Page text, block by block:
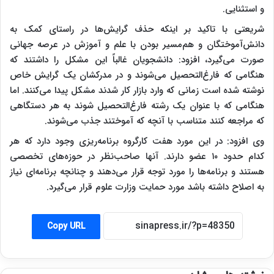
و استثنایی.
شریعتی با تاکید بر اینکه حذف گرایش‌ها در راستای کمک به
دانش‌آموختگان و هم‌مسیر بودن با علم و آموزش در عرصه جهانی
صورت می‌گیرد، افزود: دانشجویان غالباً این مشکل را داشتند که
هنگامی که فارغ‌التحصیل می‌شوند و در مدرکشان یک گرایش خاص
نوشته شده است زمانی که وارد بازار کار شدند مشکل پیدا می‌کنند. اما
هنگامی که با عنوان یک رشته فارغ‌التحصیل شوند به هر دستگاهی
که مراجعه کنند متناسب با آنچه که آموختند جذب می‌شوند.
وی افزود: در این مورد هفت کارگروه برنامه‌ریزی وجود دارد که هر
کدام حدود ۱۰ عضو دارند. آنها صاحب‌نظر در حوزه‌های تخصصی
هستند و برنامه‌ها را مورد توجه قرار می‌دهند و چنانچه برنامه‌ای نیاز
به اصلاح داشته باشد مورد حمایت وزارت علوم قرار می‌گیرد.
Copy URL